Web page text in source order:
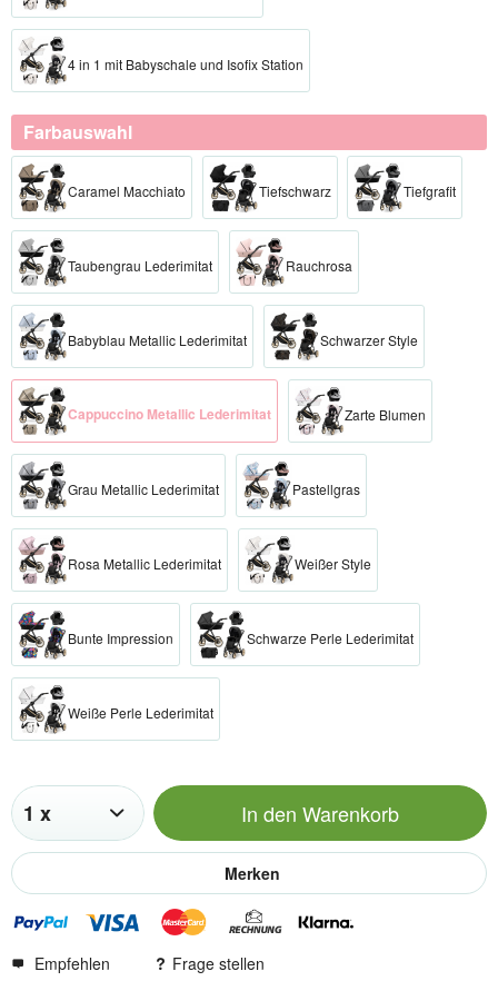
4 in 1 mit Babyschale und Isofix Station
Farbauswahl
Caramel Macchiato Tiefschwarz Tiefgrafit
Taubengrau Lederimitat Rauchrosa
Babyblau Metallic Lederimitat Schwarzer Style
Cappuccino Metallic Lederimitat Zarte Blumen
Grau Metallic Lederimitat Pastellgras
Rosa Metallic Lederimitat Weißer Style
Bunte Impression Schwarze Perle Lederimitat
Weiße Perle Lederimitat
In den Warenkorb
Merken
Empfehlen Frage stellen